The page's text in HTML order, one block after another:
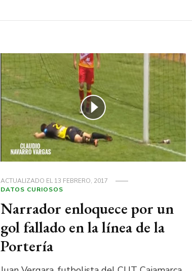
ACTUALIZADO EL13 FEBRERO, 2017
DATOS CURIOSOS
Narrador enloquece por un
gol fallado en la línea de la
Portería